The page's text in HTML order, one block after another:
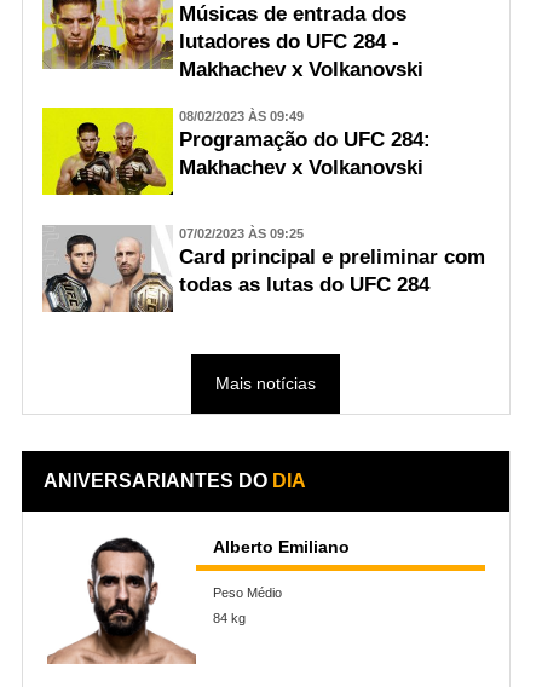
Músicas de entrada dos
lutadores do UFC 284 -
Makhachev x Volkanovski
08/02/2023 ÀS 09:49
Programação do UFC 284:
Makhachev x Volkanovski
07/02/2023 ÀS 09:25
Card principal e preliminar com
todas as lutas do UFC 284
Mais notícias
ANIVERSARIANTES DO DIA
Alberto Emiliano
Peso Médio
84 kg